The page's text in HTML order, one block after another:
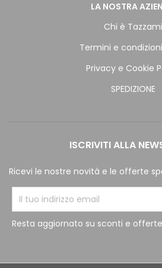
LA NOSTRA
Chi è Tazzami
Termini e
Privacy e Cookie
SPEDIZIONE
ISCRIVITI ALLA
Ricevi le nostre novità e le offerte
Resta aggiornato su sconti e offerte